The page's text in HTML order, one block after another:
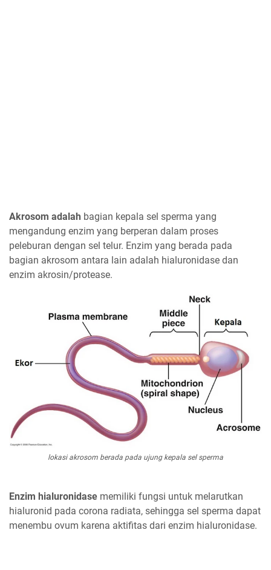
Akrosom adalah bagian kepala sel sperma yang
mengandung enzim yang berperan dalam proses
peleburan dengan sel telur. Enzim yang berada pada
bagian akrosom antara lain adalah hialuronidase dan
enzim akrosin/protease.
lokasi akrosom berada pada ujung kepala sel sperma
Enzim hialuronidase memiliki fungsi untuk melarutkan
hialuronid pada corona radiata, sehingga sel sperma dapat
menembu ovum karena aktifitas dari enzim hialuronidase.